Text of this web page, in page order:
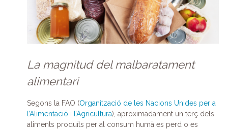
La magnitud del malbaratament
alimentari
Segons la FAO (Organització de les Nacions Unides per a
l’Alimentació i l’Agricultura), aproximadament un terç dels
aliments produïts per al consum humà es perd o es